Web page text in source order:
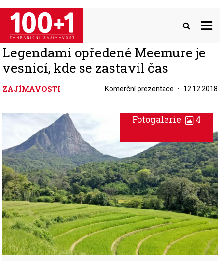
Přejít
hlavnímu
obsahu
Legendami opředené Meemure je
vesnicí, kde se zastavil čas
ZAJÍMAVOSTI Komerční prezentace 12.12.2018
Fotogalerie 4